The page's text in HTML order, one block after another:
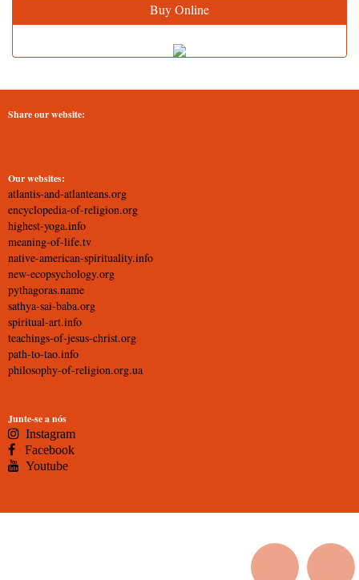
Buy Online
Share our website:
Our websites:
atlantis-and-atlanteans.org
encyclopedia-of-religion.org
highest-yoga.info
meaning-of-life.tv
native-american-spirituality.info
new-ecopsychology.org
pythagoras.name
sathya-sai-baba.org
spiritual-art.info
teachings-of-jesus-christ.org
path-to-tao.info
philosophy-of-religion.org.ua
Junte-se a nós
Instagram
Facebook
Youtube